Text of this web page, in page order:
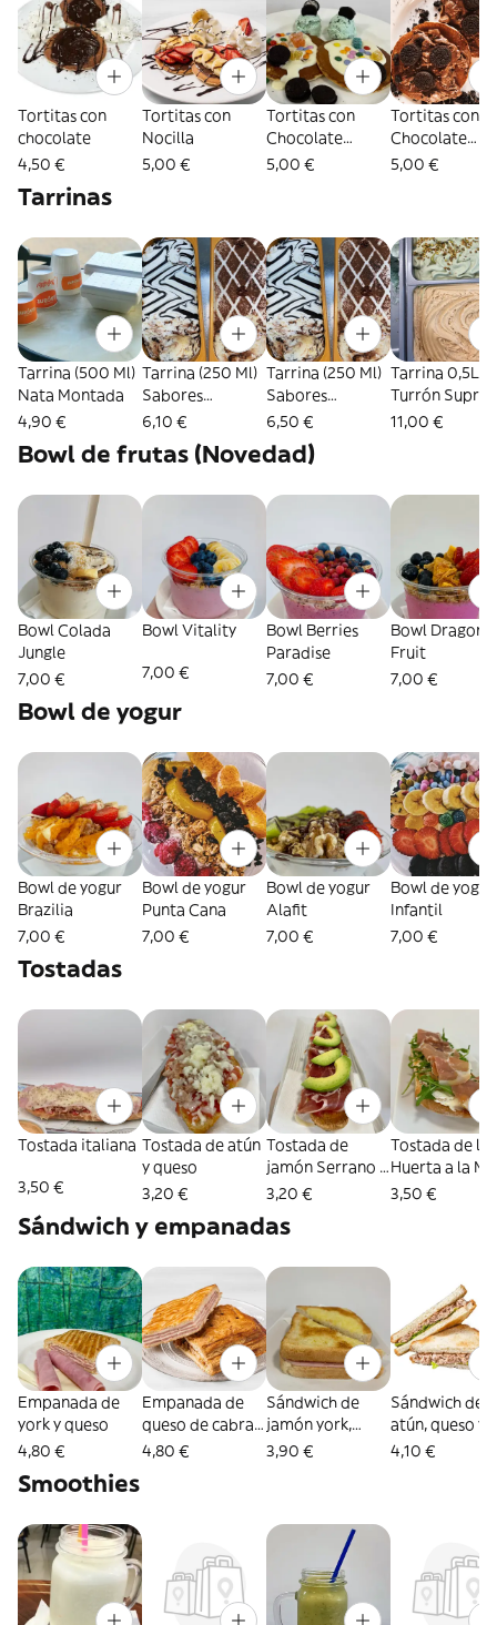
Tortitas con
chocolate
4,50 €
Tortitas con
Nocilla
5,00 €
Tortitas con
Chocolate
Blanco
5,00 €
Tortitas con
Chocolate
Kinder
5,00 €
Tarrinas
Tarrina (500 Ml)
Nata Montada
4,90 €
Tarrina (250 Ml)
Sabores
Artesanos
6,10 €
Tarrina (250 Ml)
Sabores
Premium
6,50 €
Tarrina 0,5L
Turrón
11,00 €
Bowl de frutas (Novedad)
Bowl Colada
Jungle
7,00 €
Bowl Vitality
7,00 €
Bowl Berries
Paradise
7,00 €
Bowl Dragon
Fruit
7,00 €
Bowl de yogur
Bowl de yogur
Brazilia
7,00 €
Bowl de yogur
Punta Cana
7,00 €
Bowl de yogur
Alafit
7,00 €
Bowl de yogur
Infantil
7,00 €
Tostadas
Tostada italiana
3,50 €
Tostada de atún
y queso
3,20 €
Tostada de
jamón Serrano y
aguacate
3,20 €
Tostada de la
Huerta a la
3,50 €
Sándwich y empanadas
Empanada de
york y queso
4,80 €
Empanada de
queso de cabra
con cebolla
4,80 €
Sándwich de
jamón york,
queso y
3,90 €
Sándwich de
atún, queso y
mayonesa
4,10 €
Smoothies